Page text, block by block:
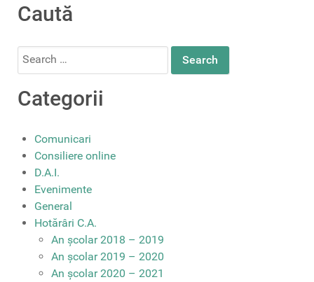
Caută
Search
Categorii
Comunicari
Consiliere online
D.A.I.
Evenimente
General
Hotărâri C.A.
An școlar 2018 – 2019
An școlar 2019 – 2020
An școlar 2020 – 2021